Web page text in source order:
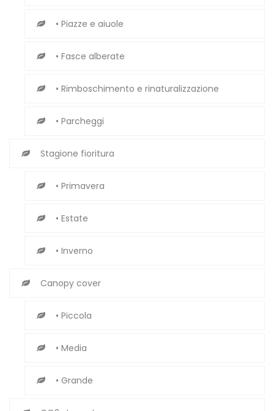
• Piazze e aiuole
• Fasce alberate
• Rimboschimento e rinaturalizzazione
• Parcheggi
Stagione fioritura
• Primavera
• Estate
• Inverno
Canopy cover
• Piccola
• Media
• Grande